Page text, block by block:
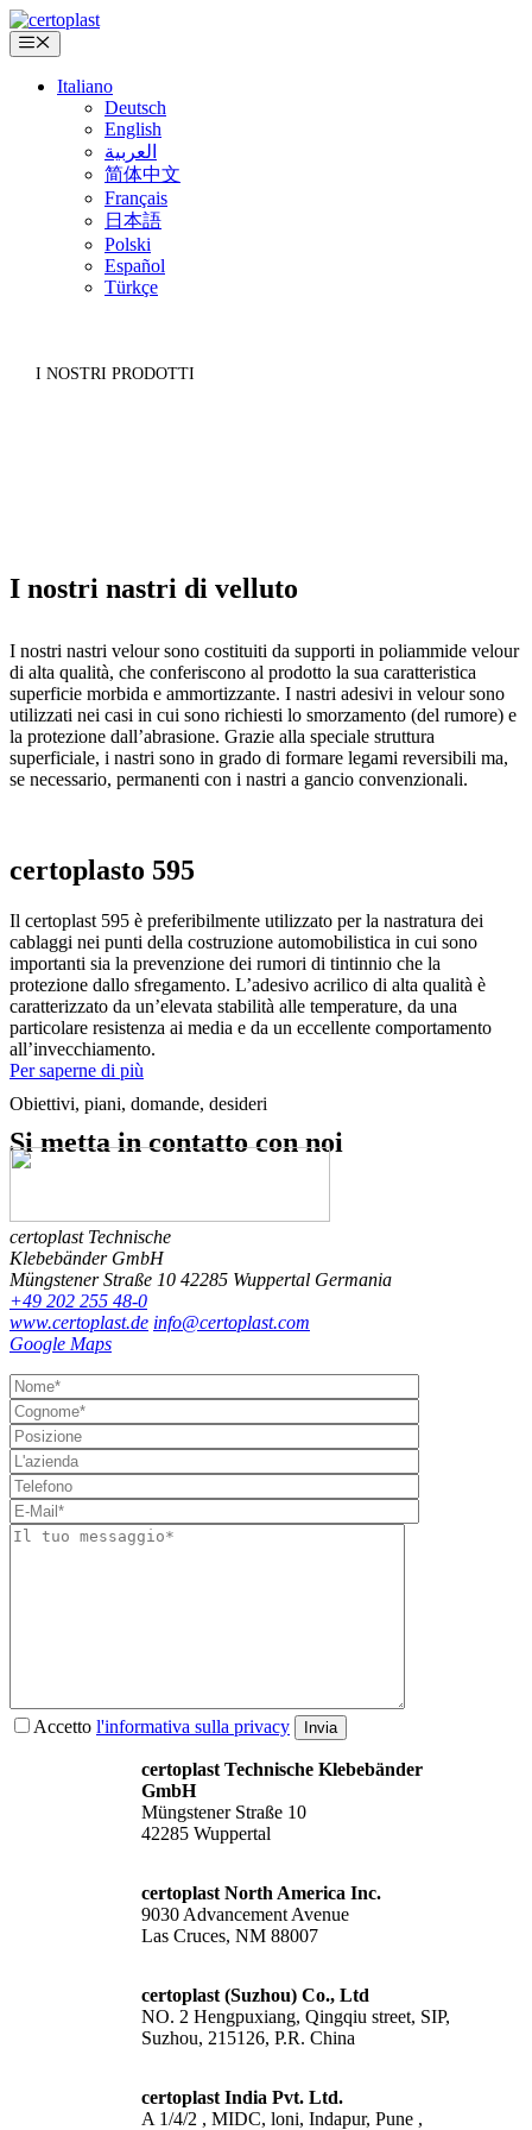
Vai
al
contenuto
Menu
Italiano
Deutsch
English
العربية
简体中文
Français
日本語
Polski
Español
Türkçe
I NOSTRI PRODOTTI
I nostri nastri di velluto
I nostri nastri velour sono costituiti da supporti in poliammide velour
di alta qualità, che conferiscono al prodotto la sua caratteristica
superficie morbida e ammortizzante. I nastri adesivi in velour sono
utilizzati nei casi in cui sono richiesti lo smorzamento (del rumore) e
la protezione dall’abrasione. Grazie alla speciale struttura
superficiale, i nastri sono in grado di formare legami reversibili ma,
se necessario, permanenti con i nastri a gancio convenzionali.
certoplasto 595
Il certoplast 595 è preferibilmente utilizzato per la nastratura dei
cablaggi nei punti della costruzione automobilistica in cui sono
importanti sia la prevenzione dei rumori di tintinnio che la
protezione dallo sfregamento. L’adesivo acrilico di alta qualità è
caratterizzato da un’elevata stabilità alle temperature, da una
particolare resistenza ai media e da un eccellente comportamento
all’invecchiamento.
Per saperne di più
Obiettivi, piani, domande, desideri
Si metta in contattocon noi
certoplast Technische
Klebebänder GmbH
Müngstener Straße 10 42285 Wuppertal Germania
+49 202 255 48-0
www.certoplast.de info@certoplast.com
Google Maps
Accetto l'informativa sulla privacy Invia
certoplast Technische Klebebänder
GmbH
Müngstener Straße 10
42285 Wuppertal
certoplast North America Inc.
9030 Advancement Avenue
Las Cruces, NM 88007
certoplast (Suzhou) Co., Ltd
NO. 2 Hengpuxiang, Qingqiu street, SIP,
Suzhou, 215126, P.R. China
certoplast India Pvt. Ltd.
A 1/4/2 , MIDC, loni, Indapur, Pune ,